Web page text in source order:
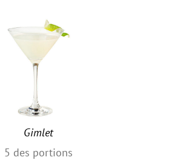
Gimlet
5 des portions